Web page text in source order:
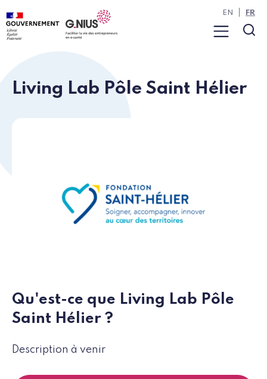
Panneau de gestion des cookies
Aller au contenu
Aller à la navigation
Menu
EN FR
Living Lab Pôle Saint Hélier
Qu'est-ce que Living Lab Pôle
Saint Hélier ?
Description à venir